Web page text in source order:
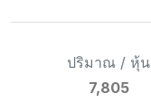
ปริมาณ / หุ้น
7,805